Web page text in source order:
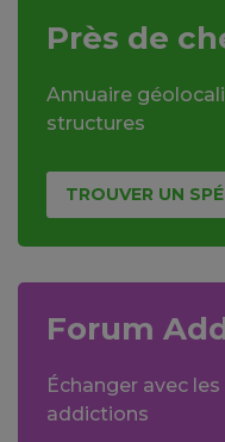
Près de
Annuaire
structures
TROUVER UN
Forum
Échanger avec
addictions